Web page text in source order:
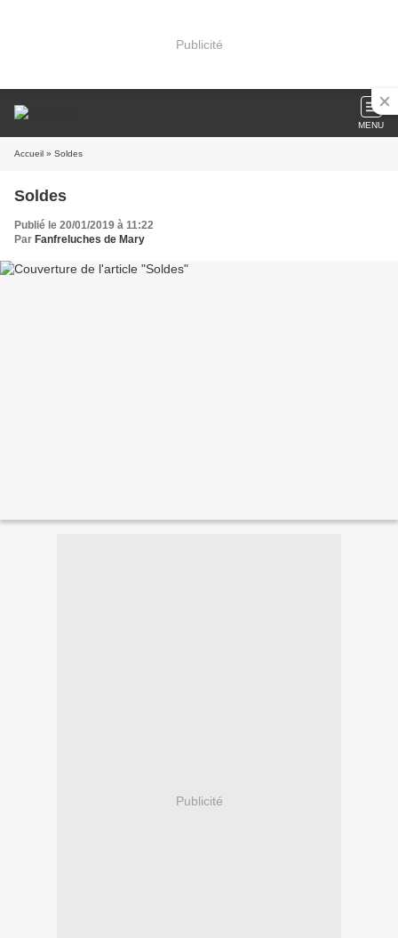
Publicité
MENU
Accueil » Soldes
Soldes
Publié le 20/01/2019 à 11:22
Par Fanfreluches de Mary
Publicité